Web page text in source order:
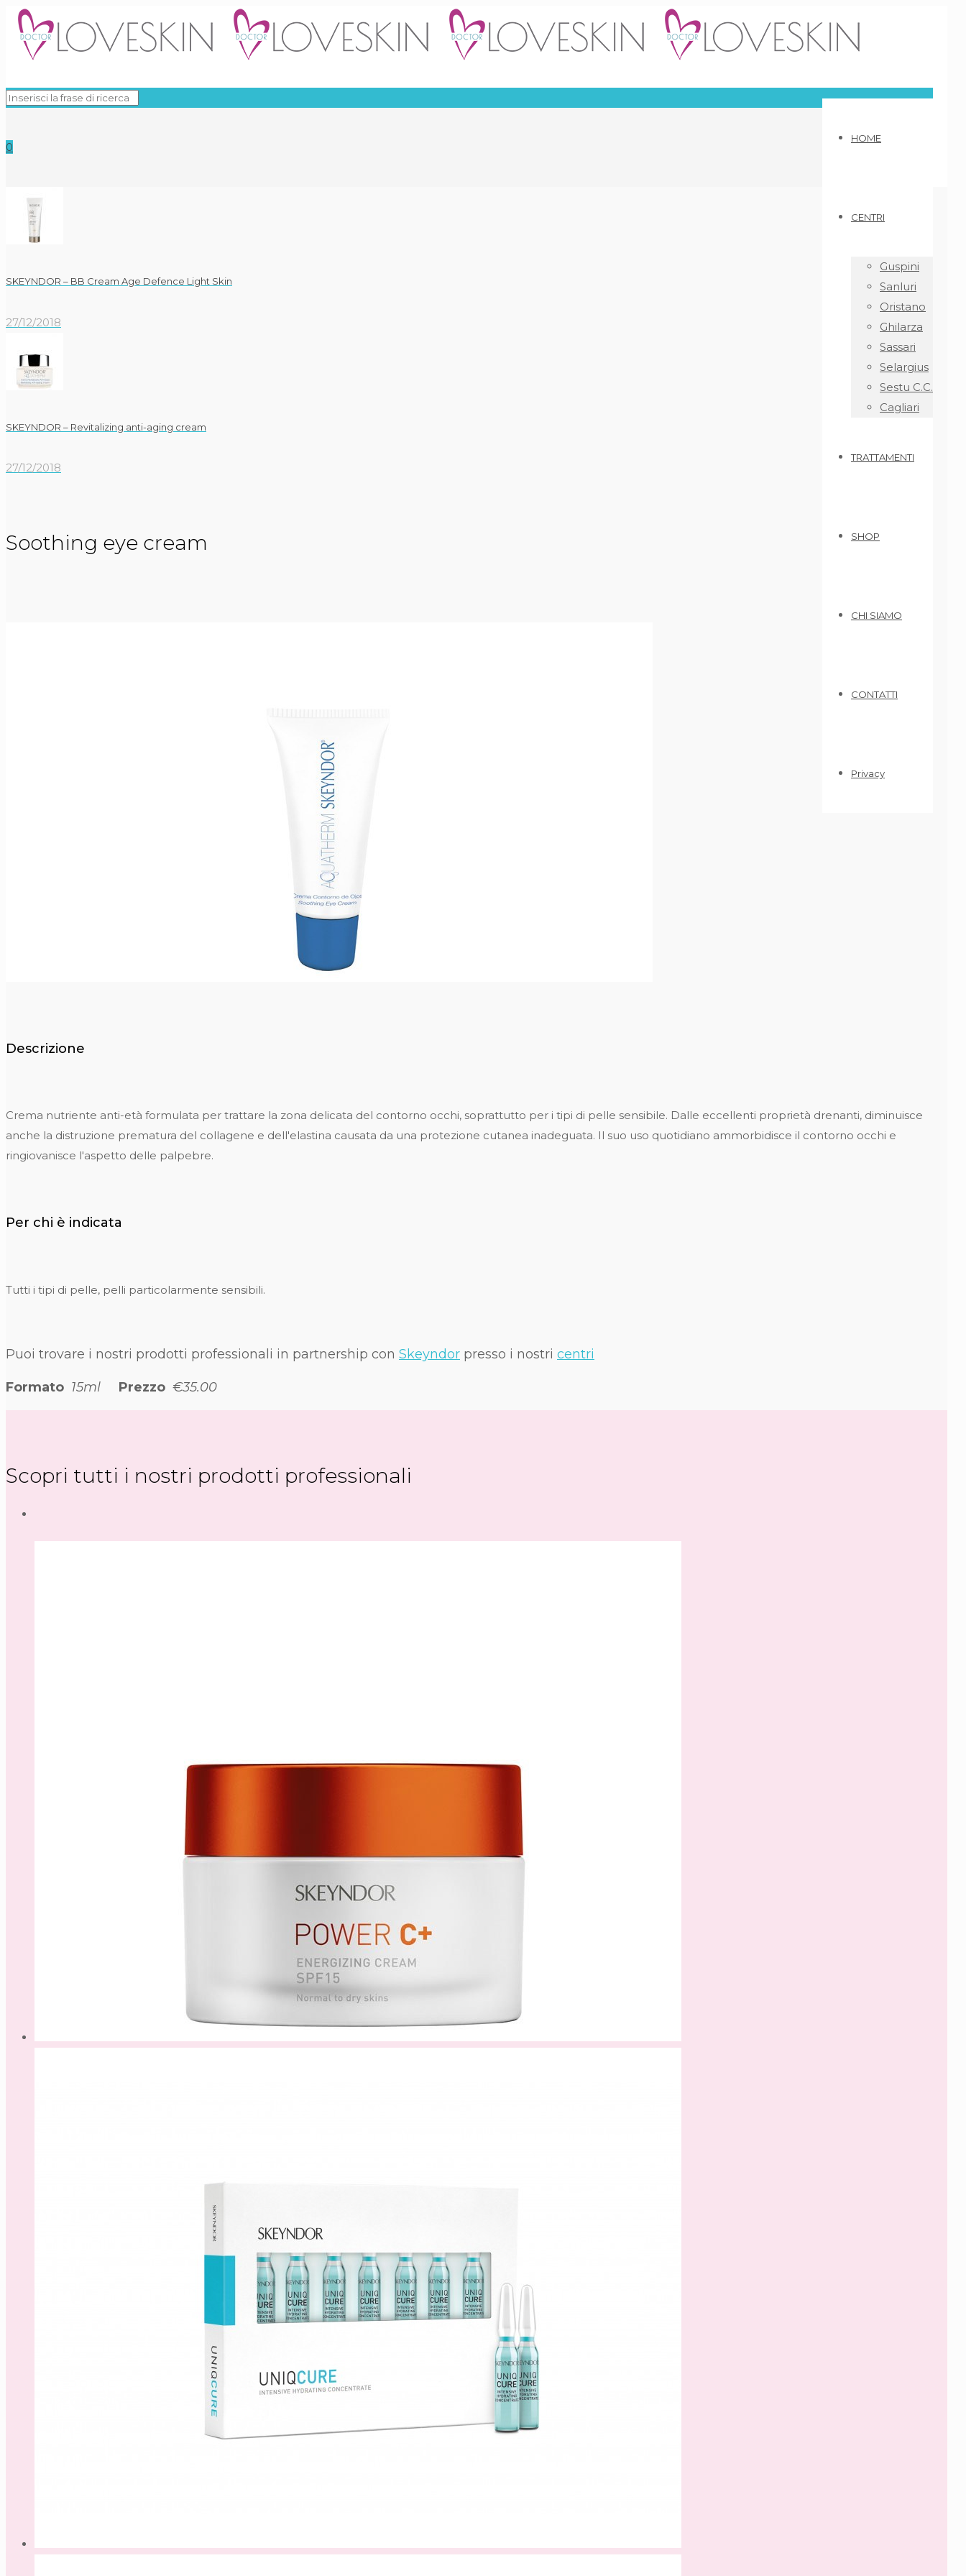
HOME
CENTRI
Guspini
Sanluri
Oristano
Ghilarza
Sassari
Selargius
Sestu C.C.
Cagliari
TRATTAMENTI
SHOP
CHI SIAMO
CONTATTI
Privacy
0
SKEYNDOR – BB Cream Age Defence Light Skin
27/12/2018
SKEYNDOR – Revitalizing anti-aging cream
27/12/2018
Soothing eye cream
Descrizione
Crema nutriente anti-età formulata per trattare la zona delicata del contorno occhi, soprattutto per i tipi di pelle sensibile. Dalle eccellenti proprietà drenanti, diminuisce
anche la distruzione prematura del collagene e dell'elastina causata da una protezione cutanea inadeguata. Il suo uso quotidiano ammorbidisce il contorno occhi e
ringiovanisce l'aspetto delle palpebre.
Per chi è indicata
Tutti i tipi di pelle, pelli particolarmente sensibili.
Puoi trovare i nostri prodotti professionali in partnership con Skeyndor presso i nostri centri
Formato 15ml Prezzo €35.00
Scopri tutti i nostri prodotti professionali